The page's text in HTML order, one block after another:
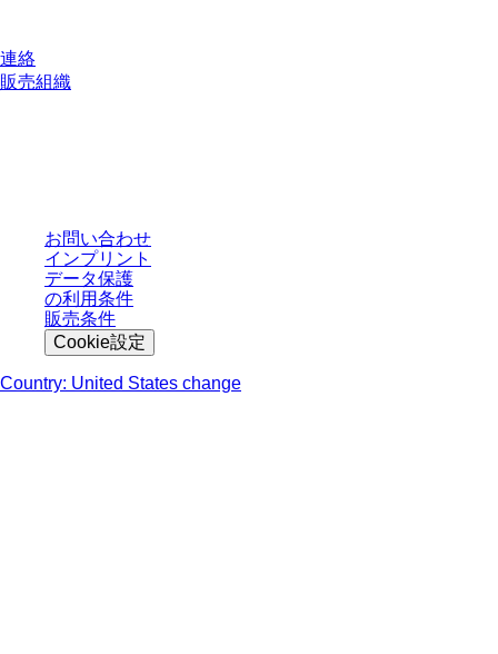
連絡
販売組織
お問い合わせ
インプリント
データ保護
の利用条件
販売条件
Cookie設定
Country: United States change